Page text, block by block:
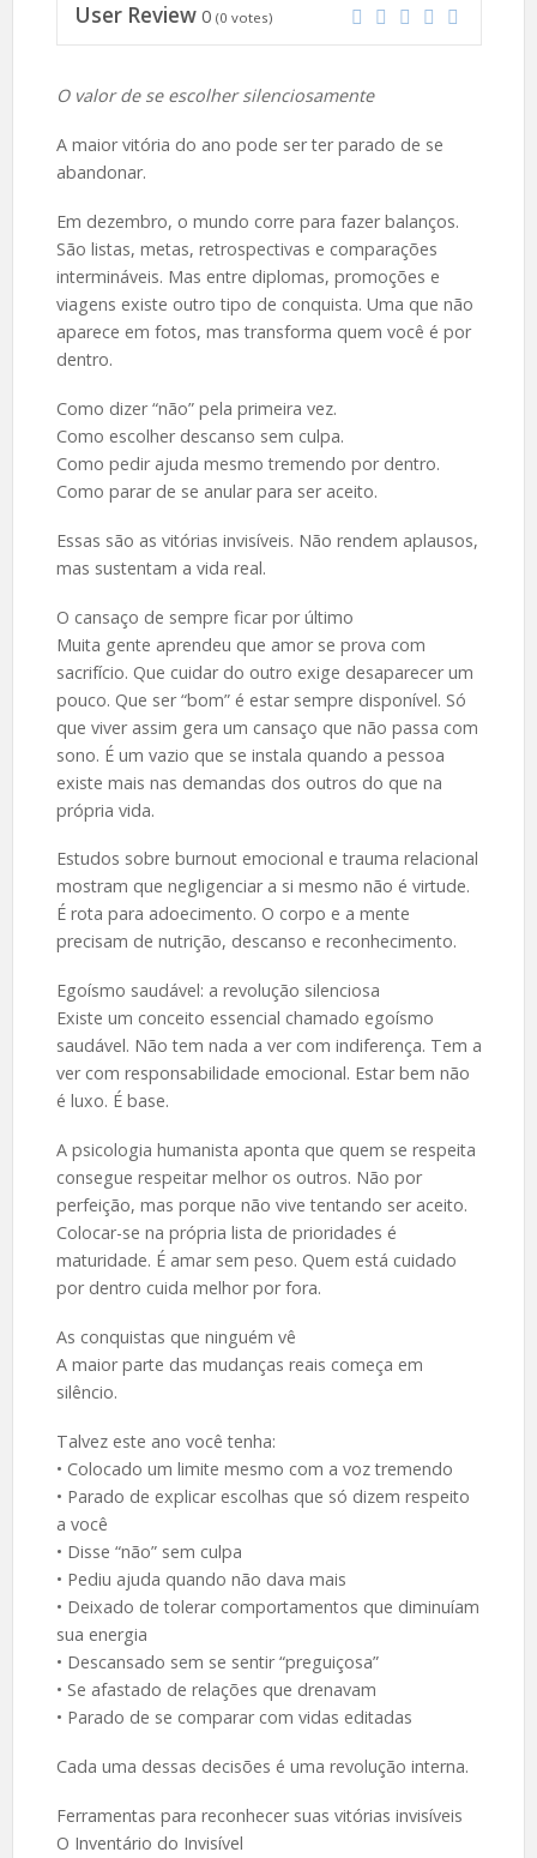
User Review 0 (0 votes)
O valor de se escolher silenciosamente
A maior vitória do ano pode ser ter parado de se
abandonar.
Em dezembro, o mundo corre para fazer balanços.
São listas, metas, retrospectivas e comparações
intermináveis. Mas entre diplomas, promoções e
viagens existe outro tipo de conquista. Uma que não
aparece em fotos, mas transforma quem você é por
dentro.
Como dizer “não” pela primeira vez.
Como escolher descanso sem culpa.
Como pedir ajuda mesmo tremendo por dentro.
Como parar de se anular para ser aceito.
Essas são as vitórias invisíveis. Não rendem aplausos,
mas sustentam a vida real.
O cansaço de sempre ficar por último
Muita gente aprendeu que amor se prova com
sacrifício. Que cuidar do outro exige desaparecer um
pouco. Que ser “bom” é estar sempre disponível. Só
que viver assim gera um cansaço que não passa com
sono. É um vazio que se instala quando a pessoa
existe mais nas demandas dos outros do que na
própria vida.
Estudos sobre burnout emocional e trauma relacional
mostram que negligenciar a si mesmo não é virtude.
É rota para adoecimento. O corpo e a mente
precisam de nutrição, descanso e reconhecimento.
Egoísmo saudável: a revolução silenciosa
Existe um conceito essencial chamado egoísmo
saudável. Não tem nada a ver com indiferença. Tem a
ver com responsabilidade emocional. Estar bem não
é luxo. É base.
A psicologia humanista aponta que quem se respeita
consegue respeitar melhor os outros. Não por
perfeição, mas porque não vive tentando ser aceito.
Colocar-se na própria lista de prioridades é
maturidade. É amar sem peso. Quem está cuidado
por dentro cuida melhor por fora.
As conquistas que ninguém vê
A maior parte das mudanças reais começa em
silêncio.
Talvez este ano você tenha:
• Colocado um limite mesmo com a voz tremendo
• Parado de explicar escolhas que só dizem respeito
a você
• Disse “não” sem culpa
• Pediu ajuda quando não dava mais
• Deixado de tolerar comportamentos que diminuíam
sua energia
• Descansado sem se sentir “preguiçosa”
• Se afastado de relações que drenavam
• Parado de se comparar com vidas editadas
Cada uma dessas decisões é uma revolução interna.
Ferramentas para reconhecer suas vitórias invisíveis
O Inventário do Invisível